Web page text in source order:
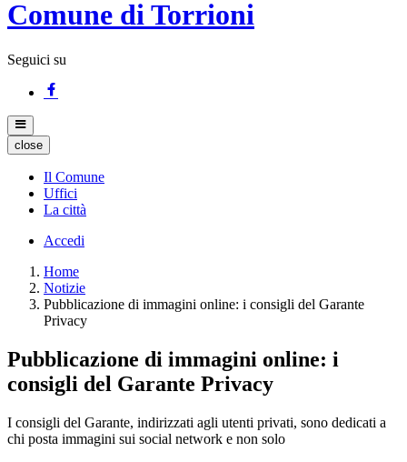
Comune di Torrioni
Seguici su
close
Il Comune
Uffici
La città
Accedi
Home
Notizie
Pubblicazione di immagini online: i consigli del Garante
Privacy
Pubblicazione di immagini online: i
consigli del Garante Privacy
I consigli del Garante, indirizzati agli utenti privati, sono dedicati a
chi posta immagini sui social network e non solo